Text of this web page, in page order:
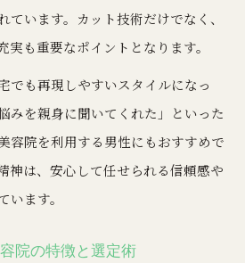
ています。カット技術だけでなく、
実も重要なポイントとなります。
でも再現しやすいスタイルになっ
みを親身に聞いてくれた」といった
容院を利用する男性にもおすすめで
神は、安心して任せられる信頼感や
ます。
院の特徴と選定術